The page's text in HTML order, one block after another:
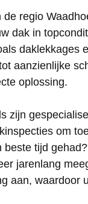
regio
dak in
daklekkages
aanzienlijke
oplossing.
zijn
om
beste tijd
jarenlang
aan, waardoor